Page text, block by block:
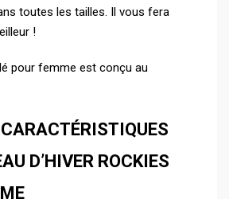
toutes les tailles. Il vous fera
!
pour femme est conçu au
D’HIVER ROCKIES